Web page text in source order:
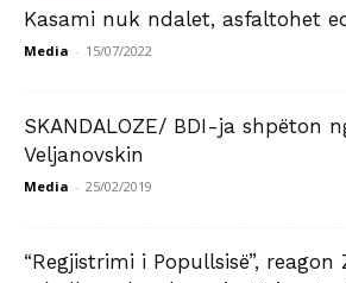
Kasami nuk ndalet, asfaltohet
Media - 15/07/2022
SKANDALOZE/ BDI-ja shpëton
Veljanovskin
Media - 25/02/2019
“Regjistrimi i Popullsisë”, reagon